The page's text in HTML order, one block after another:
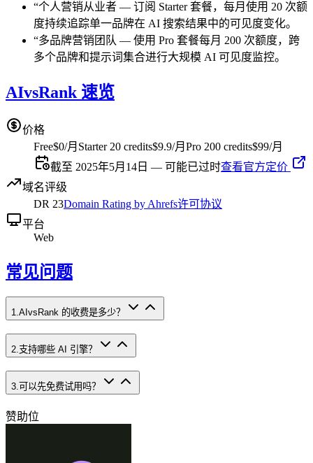
“个人营销从业者 — 订阅 Starter 套餐，每月使用 20 次额
度持续追踪单一品牌在 AI 搜索结果中的可见度变化。
“多品牌营销团队 — 使用 Pro 套餐每月 200 次额度，跨
多个品牌和提示词集合进行大规模 AI 可见度监控。
AIvsRank 速览
价格
Free$0/月 Starter 20 credits$9.9/月 Pro 200 credits$99/月
截至 2025年5月14日 — 可能已过时查看官方定价
域名评级
DR 23Domain Rating by Ahrefs许可协议
平台
Web
常见问题
1.AIvsRank 的收费是多少？
2 支持哪些 AI 引擎？
3 可以先免费试用吗？
赞助位